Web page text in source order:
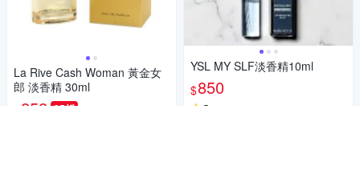
La Rive Cash Woman 黃金女
郎 淡香精 30ml
252 85折
YSL MY SLF淡香精10ml
$850
5